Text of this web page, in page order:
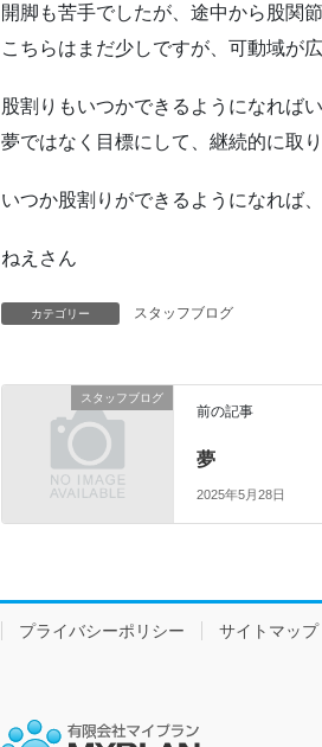
開脚も苦手でしたが、途中から股関
こちらはまだ少しですが、可動域が
股割りもいつかできるようになればい
夢ではなく目標にして、継続的に取
いつか股割りができるようになれば
ねえさん
カテゴリー スタッフブログ
スタッフブログ
前の記事
夢
2025年5月28日
プライバシーポリシー サイトマップ